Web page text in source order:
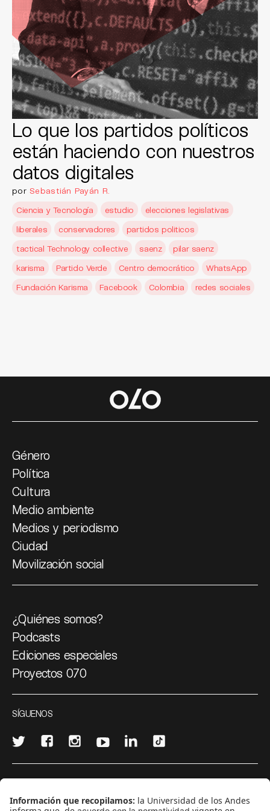
Lo que los partidos políticos
están haciendo con nuestros
datos digitales
porSebastián Payán R.
Ciencia y Tecnología
estudio
elecciones legislativas
liberales
conservadores
partidos politicos
tactical Technology collective
saenz
pilar saenz
karisma
Partido Verde Centro democrático
WhatsApp
Fundación Karisma
Facebook Colombia redes sociales
Género
Política
Cultura
Medio ambiente
Medios y periodismo
Ciudad
Movilización social
¿Quiénes somos?
Podcasts
Ediciones especiales
Proyectos 070
SÍGUENOS